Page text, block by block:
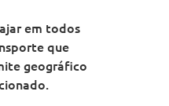
em todos
que
geográfico